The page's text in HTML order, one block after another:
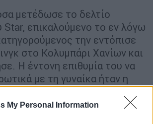
My Personal Information
μετέδωσε το δελτίο
Star, επικαλούμενο το εν λόγω
την εντόπισε
στο Κολυμπάρι Χανίων και
Η έντονη επιθυμία του να
με τη γυναίκα ήταν η
με το αυτοκίνητό του